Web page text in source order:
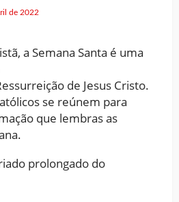
de 2022
a Semana Santa é uma
de Jesus Cristo.
se reúnem para
que lembras as
prolongado do